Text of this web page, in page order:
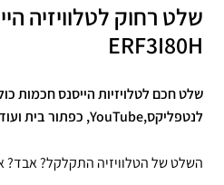
שלט רחוק לטלוויזיה
ERF3I80H
שלט חכם לטלויזיות הייסנס חכמות
לנטפליקס,YouTube, כפתור בית ועוד.
השלט של הטלוויזיה התקלקל? אבד?